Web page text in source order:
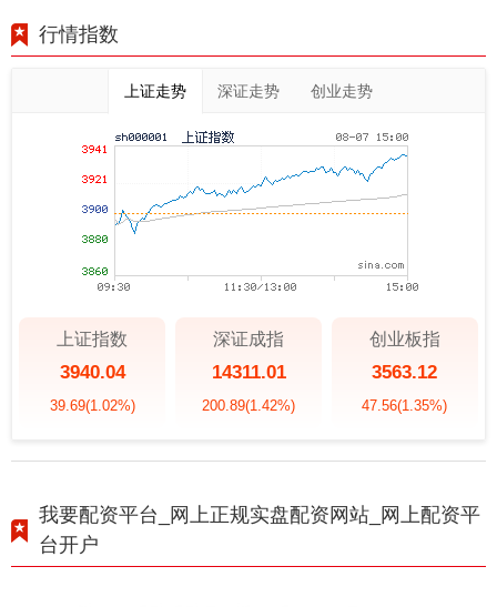
行情指数
上证走势 深证走势 创业走势
上证指数
3940.04
39.69(1.02%)
深证成指
14311.01
200.89(1.42%)
创业板指
3563.12
47.56(1.35%)
我要配资平台_网上正规实盘配资网站_网上配资平
台开户